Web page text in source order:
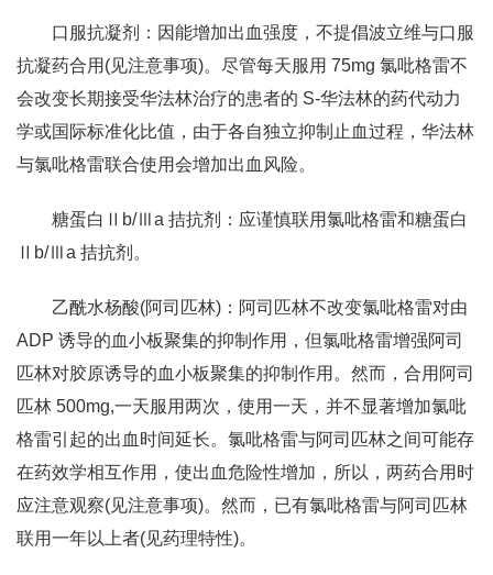
口服抗凝剂：因能增加出血强度，不提倡波立维与口服
抗凝药合用(见注意事项)。尽管每天服用 75mg 氯吡格雷不
会改变长期接受华法林治疗的患者的 S-华法林的药代动力
学或国际标准化比值，由于各自独立抑制止血过程，华法林
与氯吡格雷联合使用会增加出血风险。
糖蛋白Ⅱb/Ⅲa 拮抗剂：应谨慎联用氯吡格雷和糖蛋白
Ⅱb/Ⅲa 拮抗剂。
乙酰水杨酸(阿司匹林)：阿司匹林不改变氯吡格雷对由
ADP 诱导的血小板聚集的抑制作用，但氯吡格雷增强阿司
匹林对胶原诱导的血小板聚集的抑制作用。然而，合用阿司
匹林 500mg,一天服用两次，使用一天，并不显著增加氯吡
格雷引起的出血时间延长。氯吡格雷与阿司匹林之间可能存
在药效学相互作用，使出血危险性增加，所以，两药合用时
应注意观察(见注意事项)。然而，已有氯吡格雷与阿司匹林
联用一年以上者(见药理特性)。